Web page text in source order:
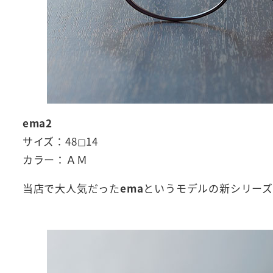
ema2
サイズ：48◻︎14
カラー：ＡＭ
当店で大人気だったemaというモデルの新シリー